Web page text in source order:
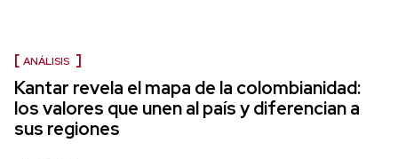
ANÁLISIS
Kantar revela el mapa de la colombianidad:
los valores que unen al país y diferencian a
sus regiones